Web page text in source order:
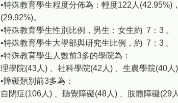
•特殊教育學生程度分佈為：輕度122人(42.95%)
(29.92%)。
•特殊教育學生性別比例，男生：女生約 7：3 。
•特殊教育學生大學部與研究生比例，約 7：3 。
•特殊教育學生人數前3多的學院為：
理學院(43人) 、社科學院(42人) 、生農學院(40人)
•障礙類別前3多為：
自閉症(106人) 、聽覺障礙(48人) 、肢體障礙(29